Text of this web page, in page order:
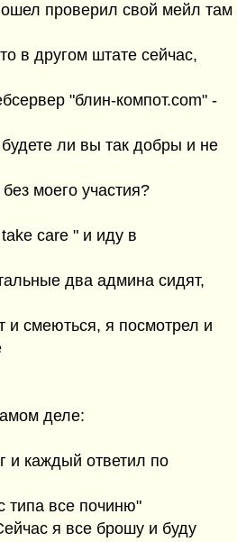
проверил свой мейл там
в другом штате сейчас,
"блин-компот.com" -
ли вы так добры и не
моего участия?
care " и иду в
два админа сидят,
и смеються, я посмотрел и
деле:
и каждый ответил по
типа все починю"
я все брошу и буду